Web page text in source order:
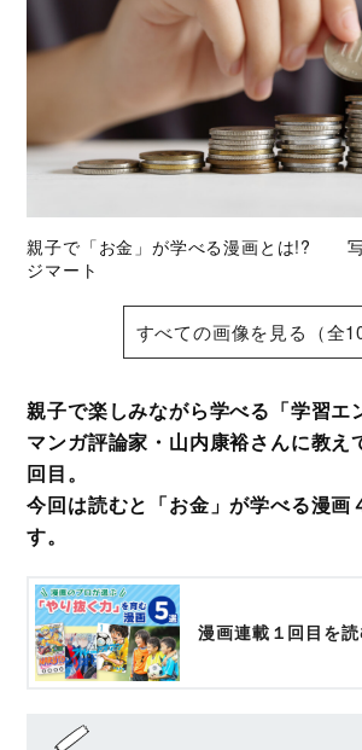
親子で「お金」が学べる漫画とは!?
ジマート
すべての画像を見る（全10
親子で楽しみながら学べる「学習エ
マンガ評論家・山内康裕さんに教え
回目。
今回は読むと「お金」が学べる漫画
す。
漫画連載１回目を